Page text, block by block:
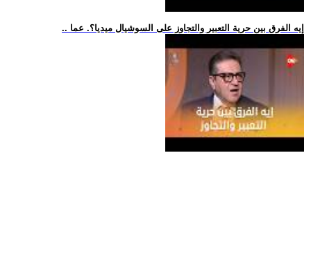
.. إيه الفرق بين حرية التعبير والتجاوز على السوشيال ميديا؟. عما